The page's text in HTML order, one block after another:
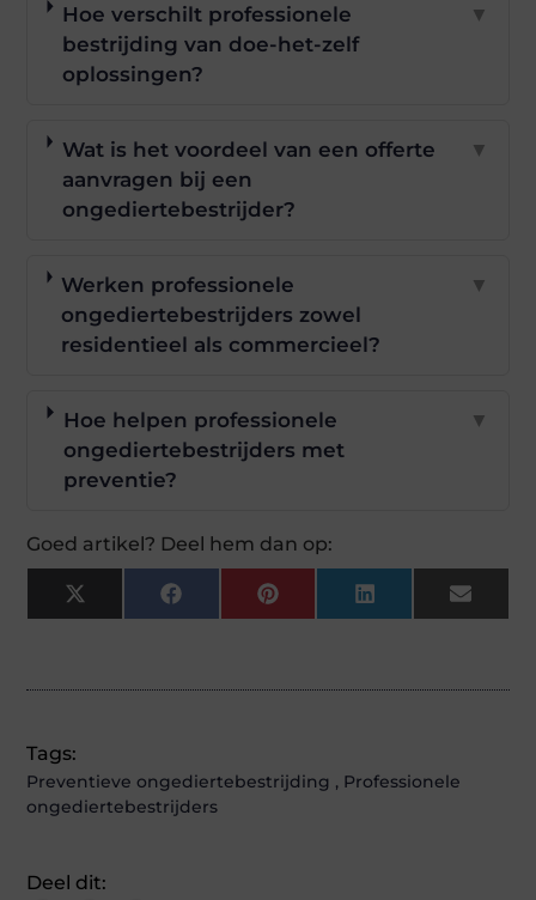
Hoe verschilt professionele
bestrijding van doe-het-zelf
oplossingen?
▼
Wat is het voordeel van een offerte
aanvragen bij een
ongediertebestrijder?
▼
Werken professionele
ongediertebestrijders zowel
residentieel als commercieel?
▼
Hoe helpen professionele
ongediertebestrijders met
preventie?
▼
Goed artikel? Deel hem dan op:
X
(Twitter)
FacebookPinterestLinkedInEmail
Tags:
Preventieve ongediertebestrijding , Professionele
ongediertebestrijders
Deel dit: